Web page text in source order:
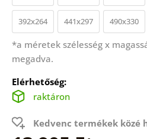
392x264 441x297 490x330
*a méretek szélesség x
megadva.
Elérhetőség:
raktáron
Kedvenc termékek közé